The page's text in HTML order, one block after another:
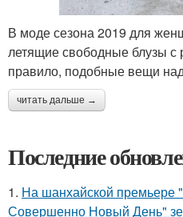
В моде сезона 2019 для
летящие свободные блузы с
правило, подобные вещи
читать дальше →
Последние
1. На шанхайской премьере
Совершенно Новый День"